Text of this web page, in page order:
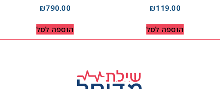
₪119.00
הוספה לסל
₪790.00
הוספה לסל